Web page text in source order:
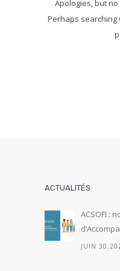
Apologies, but
Perhaps
ACTUALITÉS
ACSOFI :
JUIN